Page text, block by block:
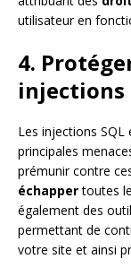
utilisateur en
4.
injections
Les injections SQL
principales
prémunir contre
échappertoutes
également des
permettant de
votre site et ainsi